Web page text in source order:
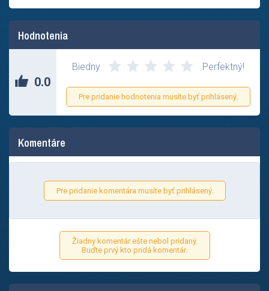
Hodnotenia
0.0
Biedny Perfektný!
Pre pridanie hodnotenia musíte byť prihlásený.
Komentáre
Pre pridanie komentára musíte byť prihlásený.
Žiadny komentár ešte nebol pridaný.
Buďte prvý kto pridá komentár.